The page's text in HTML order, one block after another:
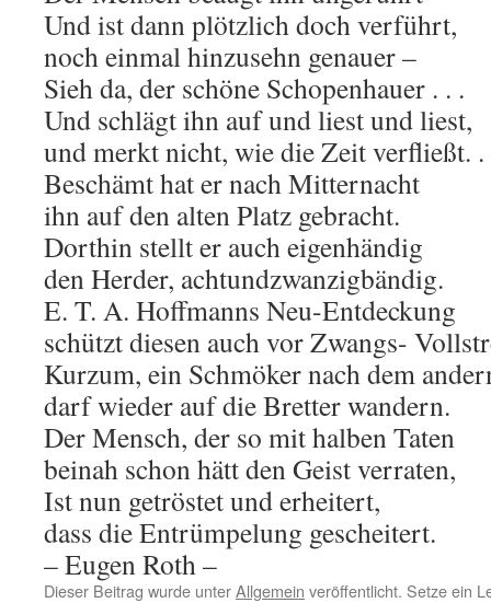
Und ist dann plötzlich doch verführt,
noch einmal hinzusehn genauer –
Sieh da, der schöne Schopenhauer . . .
Und schlägt ihn auf und liest und liest,
und merkt nicht, wie die Zeit verfließt. .
Beschämt hat er nach Mitternacht
ihn auf den alten Platz gebracht.
Dorthin stellt er auch eigenhändig
den Herder, achtundzwanzigbändig.
E. T. A. Hoffmanns Neu-Entdeckung
schützt diesen auch vor Zwangs-
Kurzum, ein Schmöker nach dem
darf wieder auf die Bretter wandern.
Der Mensch, der so mit halben Taten
beinah schon hätt den Geist verraten,
Ist nun getröstet und erheitert,
dass die Entrümpelung gescheitert.
– Eugen Roth –
Dieser Beitrag wurde unterAllgemein veröffentlicht. Setze ein